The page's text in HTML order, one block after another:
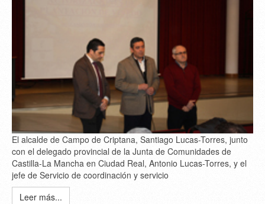
El alcalde de Campo de Criptana, Santiago Lucas-Torres, junto
con el delegado provincial de la Junta de Comunidades de
Castilla-La Mancha en Ciudad Real, Antonio Lucas-Torres, y el
jefe de Servicio de coordinación y servicio
Leer más...